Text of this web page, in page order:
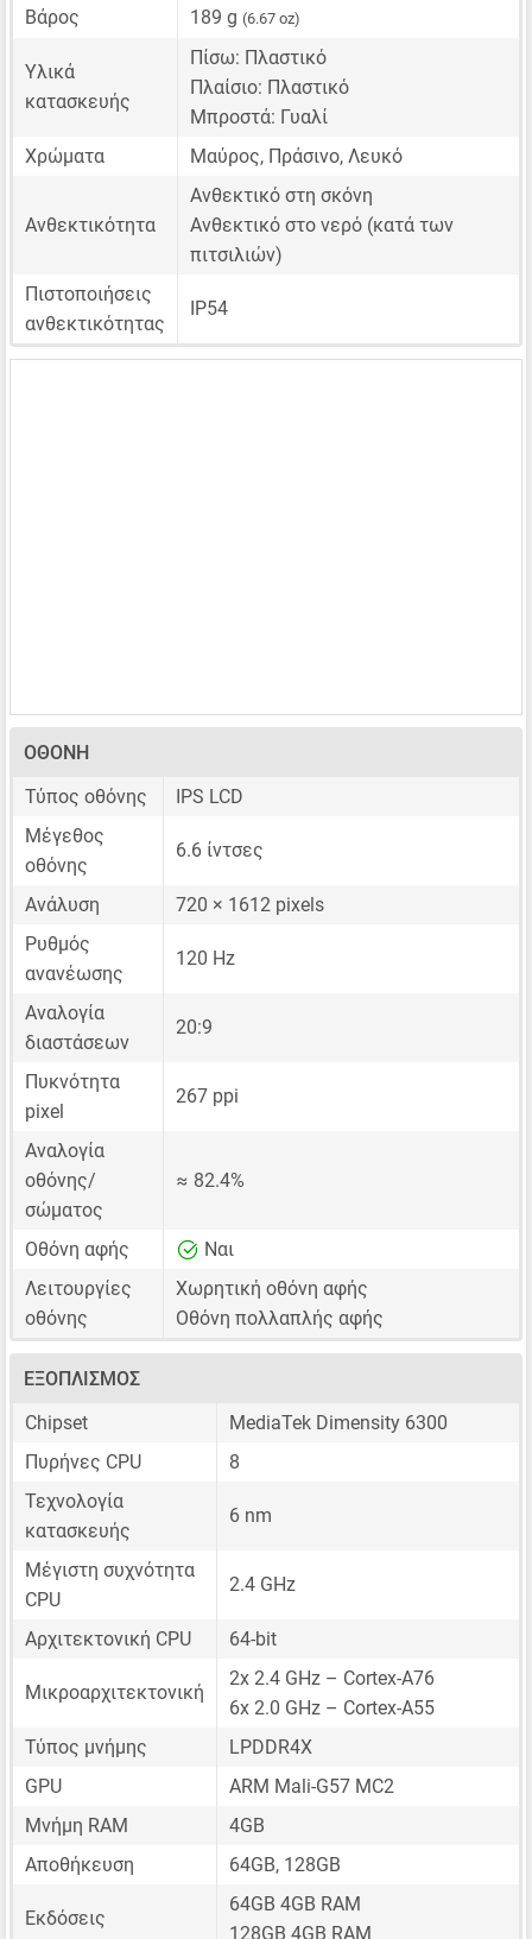
Βάρος 189 g (6.67 oz)
Υλικά
κατασκευής
Πίσω: Πλαστικό
Πλαίσιο: Πλαστικό
Μπροστά: Γυαλί
Χρώματα
Μαύρος, Πράσινο, Λευκό
Ανθεκτικότητα
Ανθεκτικό στη σκόνη
Ανθεκτικό στο νερό (κατά των
πιτσιλιών)
Πιστοποιήσεις
ανθεκτικότητας
IP54
ΟΘΌΝΗ
Τύπος οθόνης
IPS LCD
Μέγεθος
οθόνης
6.6 ίντσες
Ανάλυση
720 × 1612 pixels
Ρυθμός
ανανέωσης
120 Hz
Αναλογία
διαστάσεων
20:9
Πυκνότητα
pixel
267 ppi
Αναλογία
οθόνης/
σώματος
≈ 82.4%
Οθόνη αφής
Ναι
Λειτουργίες
οθόνης
Χωρητική οθόνη αφής
Οθόνη πολλαπλής αφής
ΕΞΟΠΛΙΣΜΌΣ
Chipset
MediaTek Dimensity 6300
Πυρήνες CPU
8
Τεχνολογία
κατασκευής
6 nm
Μέγιστη συχνότητα
CPU
2.4 GHz
Αρχιτεκτονική CPU 64-bit
Μικροαρχιτεκτονική
2x 2.4 GHz – Cortex-A76
6x 2.0 GHz – Cortex-A55
Τύπος μνήμης
LPDDR4X
GPU
ARM Mali-G57 MC2
Μνήμη RAM
4GB
Αποθήκευση
64GB, 128GB
Εκδόσεις
64GB 4GB RAM
128GB 4GB RAM